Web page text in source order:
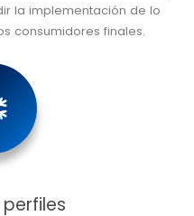
la implementación de lo
consumidores finales.